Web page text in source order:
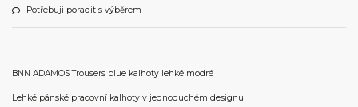
Potřebuji poradit s výběrem
BNN ADAMOS Trousers blue kalhoty lehké modré
Lehké pánské pracovní kalhoty v jednoduchém designu